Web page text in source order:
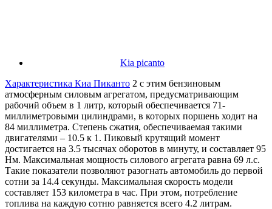
Kia picanto
Характеристика Киа Пиканто 2 с этим бензиновым
атмосферным силовым агрегатом, предусматривающим
рабочий объем в 1 литр, который обеспечивается 71-
миллиметровыми цилиндрами, в которых поршень ходит на
84 миллиметра. Степень сжатия, обеспечиваемая такими
двигателями – 10.5 к 1. Пиковый крутящий момент
достигается на 3.5 тысячах оборотов в минуту, и составляет 95
Нм. Максимальная мощность силового агрегата равна 69 л.с.
Такие показатели позволяют разогнать автомобиль до первой
сотни за 14.4 секунды. Максимальная скорость модели
составляет 153 километра в час. При этом, потребление
топлива на каждую сотню равняется всего 4.2 литрам.